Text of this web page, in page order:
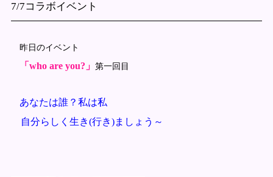
7/7コラボイベント
昨日のイベント
「who are you?」 第一回目
あなたは誰？私は私
自分らしく生き(行き)ましょう～